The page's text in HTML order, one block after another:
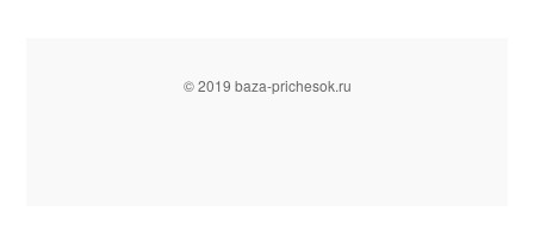
© 2019 baza-prichesok.ru